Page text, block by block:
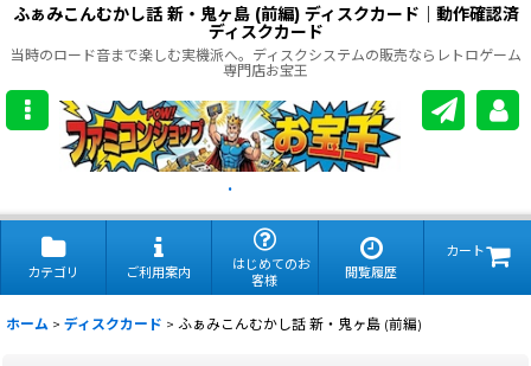
ふぁみこんむかし話 新・鬼ヶ島 (前編) ディスクカード｜動作確認済
ディスクカード
当時のロード音まで楽しむ実機派へ。ディスクシステムの販売ならレトロゲーム
専門店お宝王
.
カテゴリ ご利用案内
はじめてのお
客様
閲覧履歴
カート
ホーム > ディスクカード > ふぁみこんむかし話 新・鬼ヶ島 (前編)